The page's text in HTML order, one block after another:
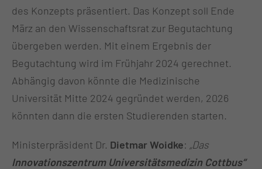
des Konzepts präsentiert. Das Konzept soll Ende
März an den Wissenschaftsrat zur Begutachtung
übergeben werden. Mit einem Ergebnis der
Begutachtung wird im Frühjahr 2024 gerechnet.
Abhängig davon könnte die Medizinische
Universität Mitte 2024 gegründet werden, 2026
könnten dann die ersten Studierenden starten.
Ministerpräsident Dr. Dietmar Woidke: „Das
Innovationszentrum Universitätsmedizin Cottbus“